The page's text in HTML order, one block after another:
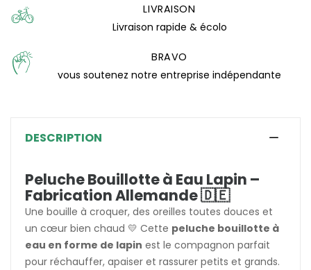
LIVRAISON
Livraison rapide & écolo
BRAVO
vous soutenez notre entreprise indépendante
DESCRIPTION
Peluche Bouillotte à Eau Lapin –
Fabrication Allemande 🇩🇪
Une bouille à croquer, des oreilles toutes douces et
un cœur bien chaud 💛 Cette peluche bouillotte à
eau en forme de lapin est le compagnon parfait
pour réchauffer, apaiser et rassurer petits et grands.